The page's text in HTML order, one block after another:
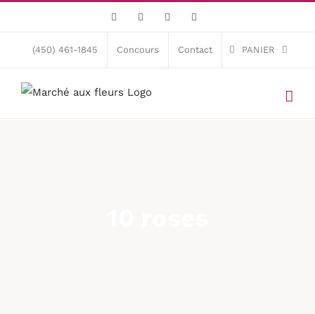
content
Facebook Instagram
(450) 461-1845 Concours Contact PANIER